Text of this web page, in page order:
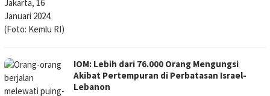
IOM: Lebih dari 76.000 Orang Mengungsi
Akibat Pertempuran di Perbatasan Israel-
Lebanon